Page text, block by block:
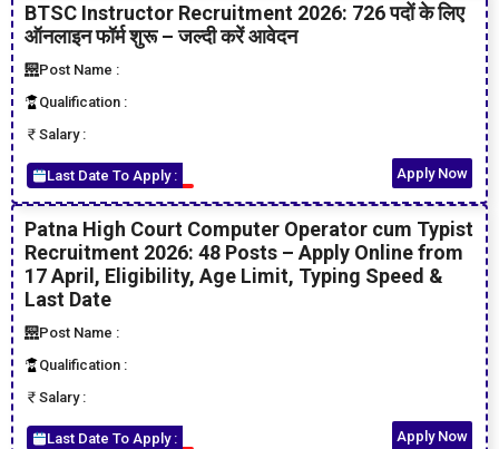
BTSC Instructor Recruitment 2026: 726 पदों के लिए
ऑनलाइन फॉर्म शुरू – जल्दी करें आवेदन
Post Name :
Qualification :
Salary :
Last Date To Apply : Apply Now
Patna High Court Computer Operator cum Typist
Recruitment 2026: 48 Posts – Apply Online from
17 April, Eligibility, Age Limit, Typing Speed &
Last Date
Post Name :
Qualification :
Salary :
Last Date To Apply : Apply Now